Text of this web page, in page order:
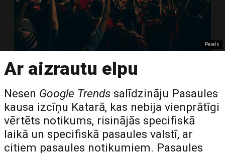
Pexels
Ar aizrautu elpu
Nesen Google Trends salīdzināju Pasaules
kausa izcīņu Katarā, kas nebija vienprātīgi
vērtēts notikums, risinājās specifiskā
laikā un specifiskā pasaules valstī, ar
citiem pasaules notikumiem. Pasaules